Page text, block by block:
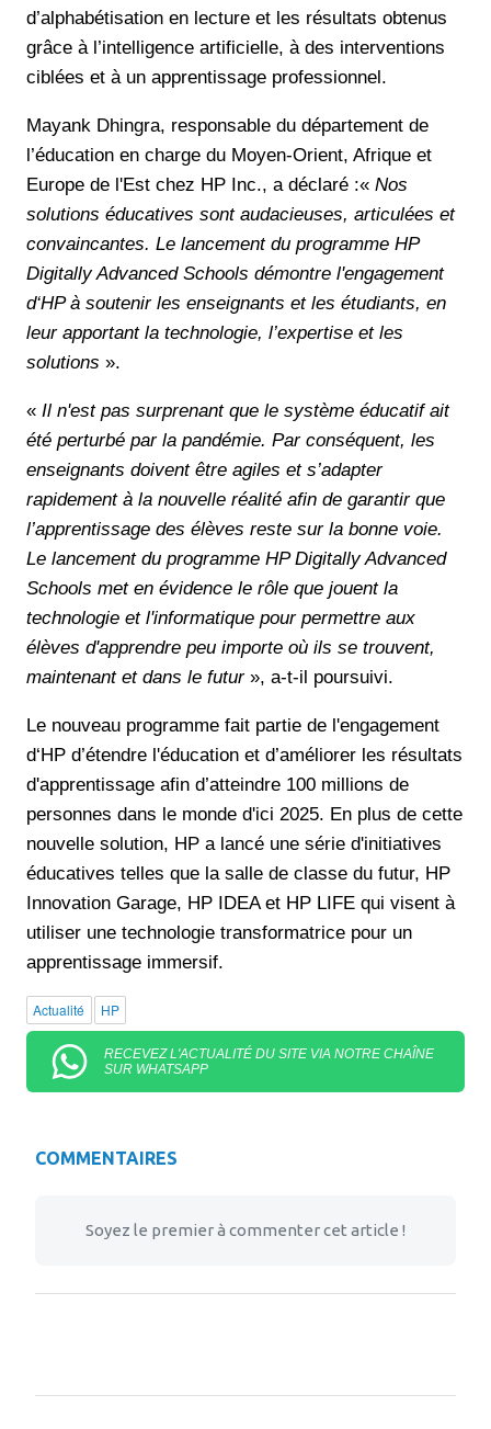
d’alphabétisation en lecture et les résultats obtenus
grâce à l’intelligence artificielle, à des interventions
ciblées et à un apprentissage professionnel.
Mayank Dhingra, responsable du département de
l’éducation en charge du Moyen-Orient, Afrique et
Europe de l'Est chez HP Inc., a déclaré :« Nos
solutions éducatives sont audacieuses, articulées et
convaincantes. Le lancement du programme HP
Digitally Advanced Schools démontre l'engagement
d‘HP à soutenir les enseignants et les étudiants, en
leur apportant la technologie, l’expertise et les
solutions ».
« Il n'est pas surprenant que le système éducatif ait
été perturbé par la pandémie. Par conséquent, les
enseignants doivent être agiles et s’adapter
rapidement à la nouvelle réalité afin de garantir que
l’apprentissage des élèves reste sur la bonne voie.
Le lancement du programme HP Digitally Advanced
Schools met en évidence le rôle que jouent la
technologie et l'informatique pour permettre aux
élèves d'apprendre peu importe où ils se trouvent,
maintenant et dans le futur », a-t-il poursuivi.
Le nouveau programme fait partie de l'engagement
d‘HP d’étendre l'éducation et d’améliorer les résultats
d'apprentissage afin d’atteindre 100 millions de
personnes dans le monde d'ici 2025. En plus de cette
nouvelle solution, HP a lancé une série d'initiatives
éducatives telles que la salle de classe du futur, HP
Innovation Garage, HP IDEA et HP LIFE qui visent à
utiliser une technologie transformatrice pour un
apprentissage immersif.
Actualité HP
RECEVEZ L'ACTUALITÉ DU SITE VIA NOTRE CHAÎNE
SUR WHATSAPP
COMMENTAIRES
Soyez le premier à commenter cet article !